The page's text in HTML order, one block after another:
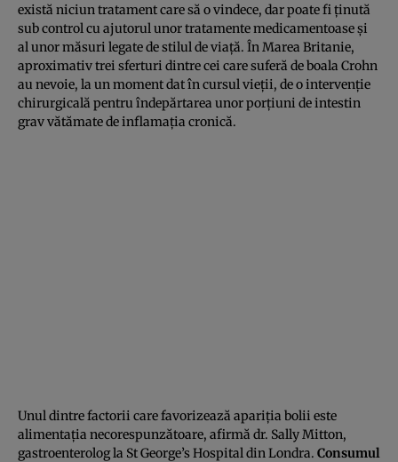
există niciun tratament care să o vindece, dar poate fi ţinută
sub control cu ajutorul unor tratamente medicamentoase şi
al unor măsuri legate de stilul de viaţă. În Marea Britanie,
aproximativ trei sferturi dintre cei care suferă de boala Crohn
au nevoie, la un moment dat în cursul vieţii, de o intervenţie
chirurgicală pentru îndepărtarea unor porţiuni de intestin
grav vătămate de inflamaţia cronică.
Unul dintre factorii care favorizează apariţia bolii este
alimentaţia necorespunzătoare, afirmă dr. Sally Mitton,
gastroenterolog la St George’s Hospital din Londra. Consumul